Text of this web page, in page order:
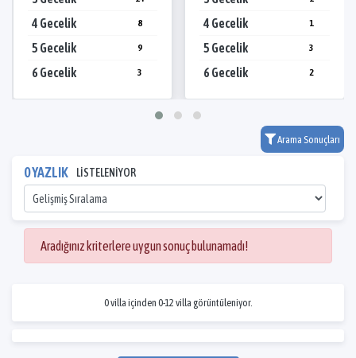
4 Gecelik 8
5 Gecelik 9
6 Gecelik 3
4 Gecelik 1
5 Gecelik 3
6 Gecelik 2
Arama Sonuçları
0 YAZLIK LİSTELENİYOR
Aradığınız kriterlere uygun sonuç bulunamadı!
0 villa içinden 0-12 villa görüntüleniyor.